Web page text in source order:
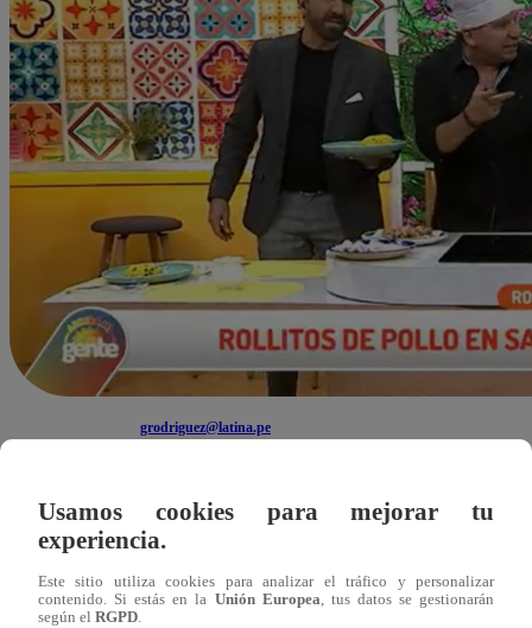
grodriguez@latina.pe
‘Tolón Tolón’ en la cocina. Esta mañana,
preparar unos ricos rollitos de pollo en salsa de
una nueva opción para el almuerzo y qué mejor manera
Usamos cookies para mejorar tu
experiencia.
Este sitio utiliza cookies para analizar el tráfico y personalizar
contenido. Si estás en la Unión Europea, tus datos se gestionarán
según el RGPD.